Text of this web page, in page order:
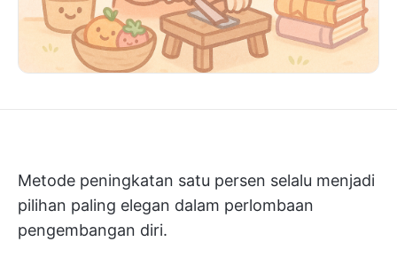
Metode peningkatan satu persen selalu menjadi
pilihan paling elegan dalam perlombaan
pengembangan diri.